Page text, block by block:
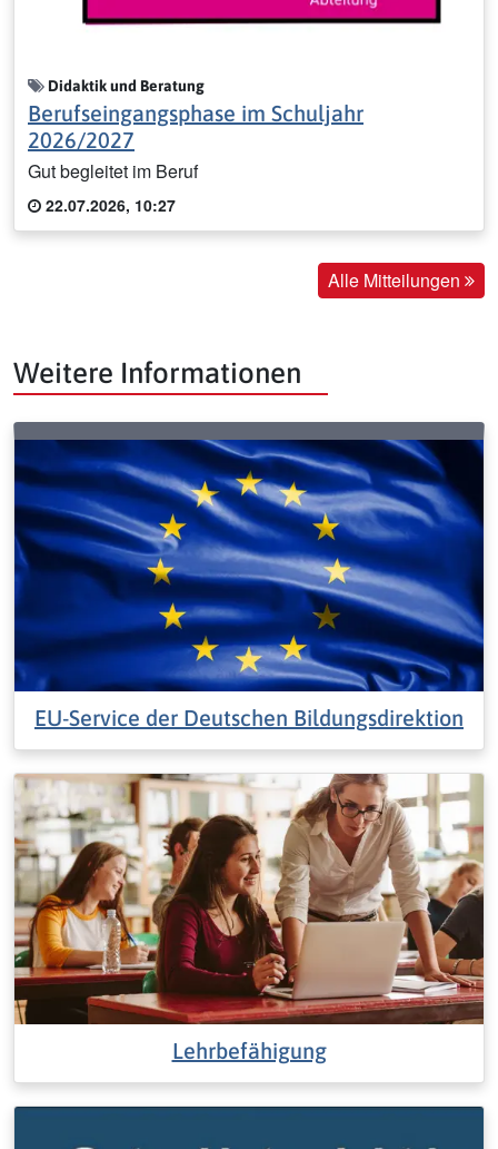
Didaktik und Beratung
Berufseingangsphase im Schuljahr
2026/2027
Gut begleitet im Beruf
22.07.2026, 10:27
Alle Mitteilungen
Weitere Informationen
EU-Service der Deutschen Bildungsdirektion
Lehrbefähigung